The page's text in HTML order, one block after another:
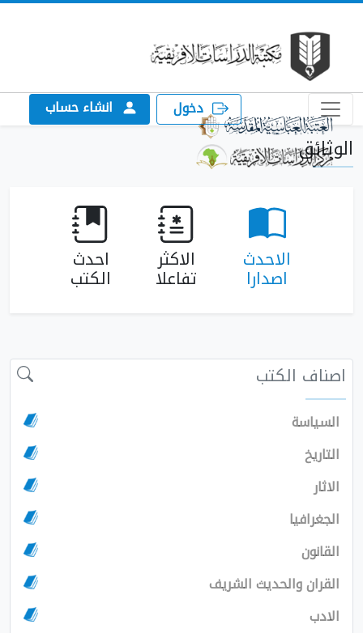
دخول انشاء حساب
الوثائق
الاحدث
اصدارا
الاكثر
تفاعلا
احدث
الكتب
اصناف الكتب
السياسة
التاريخ
الاثار
الجغرافيا
القانون
القران والحديث الشريف
الادب